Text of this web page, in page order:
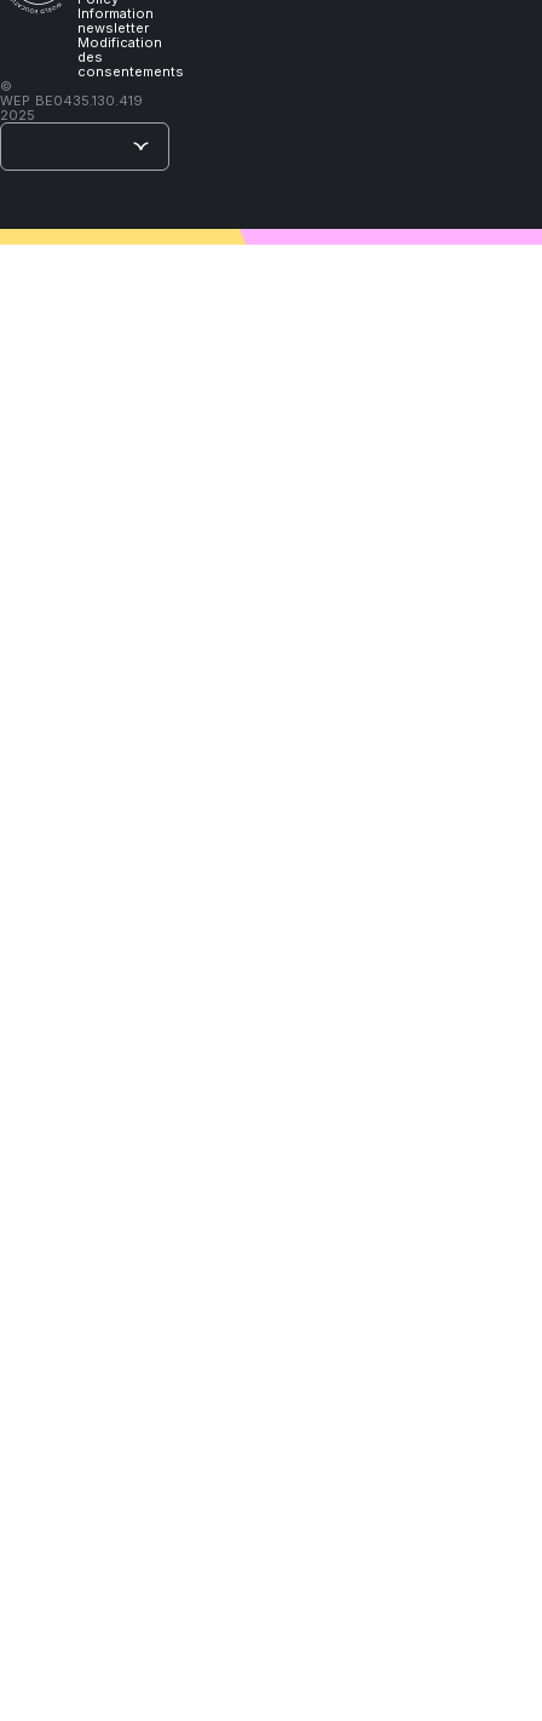
Information
newsletter
Modification
des
consentements
©
WEP
2025
BE0435.130.419
Lao